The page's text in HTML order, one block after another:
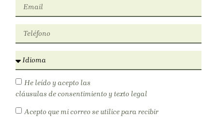
He leído y acepto las
cláusulas de consentimiento y texto legal
Acepto que mi correo se utilice para recibir